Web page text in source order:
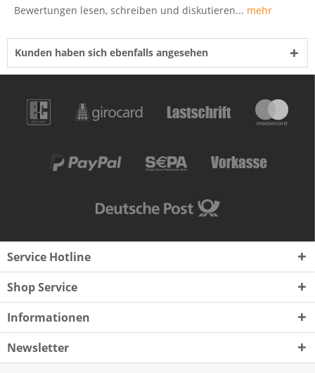
Bewertungen lesen, schreiben und diskutieren... mehr
Kunden haben sich ebenfalls angesehen
Service Hotline
Shop Service
Informationen
Newsletter